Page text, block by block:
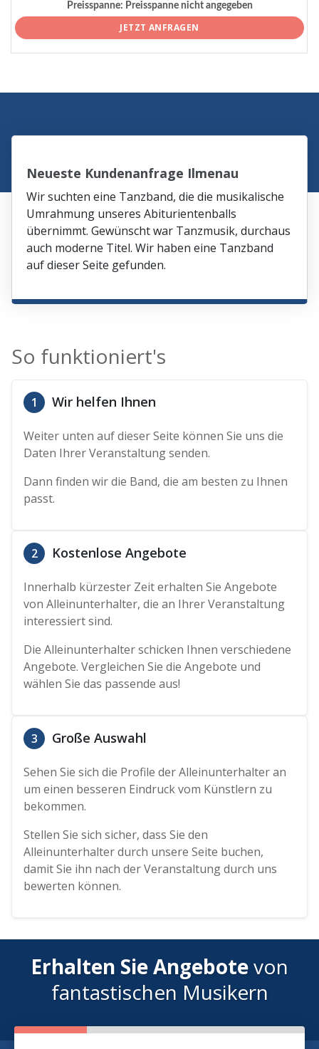
Preisspanne: Preisspanne nicht angegeben
JETZT ANFRAGEN
Neueste Kundenanfrage Ilmenau
Wir suchten eine Tanzband, die die musikalische
Umrahmung unseres Abiturientenballs
übernimmt. Gewünscht war Tanzmusik, durchaus
auch moderne Titel. Wir haben eine Tanzband
auf dieser Seite gefunden.
So funktioniert's
1 Wir helfen Ihnen
Weiter unten auf dieser Seite können Sie uns die
Daten Ihrer Veranstaltung senden.
Dann finden wir die Band, die am besten zu Ihnen
passt.
2 Kostenlose Angebote
Innerhalb kürzester Zeit erhalten Sie Angebote
von Alleinunterhalter, die an Ihrer Veranstaltung
interessiert sind.
Die Alleinunterhalter schicken Ihnen verschiedene
Angebote. Vergleichen Sie die Angebote und
wählen Sie das passende aus!
3 Große Auswahl
Sehen Sie sich die Profile der Alleinunterhalter an
um einen besseren Eindruck vom Künstlern zu
bekommen.
Stellen Sie sich sicher, dass Sie den
Alleinunterhalter durch unsere Seite buchen,
damit Sie ihn nach der Veranstaltung durch uns
bewerten können.
Erhalten Sie Angebotevon
fantastischen Musikern